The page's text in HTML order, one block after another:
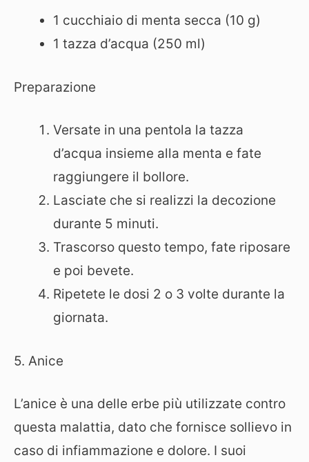
1 cucchiaio di menta secca (10 g)
1 tazza d’acqua (250 ml)
Preparazione
Versate in una pentola la tazza
d’acqua insieme alla menta e fate
raggiungere il bollore.
Lasciate che si realizzi la decozione
durante 5 minuti.
Trascorso questo tempo, fate riposare
e poi bevete.
Ripetete le dosi 2 o 3 volte durante la
giornata.
5. Anice
L’anice è una delle erbe più utilizzate contro
questa malattia, dato che fornisce sollievo in
caso di infiammazione e dolore. I suoi